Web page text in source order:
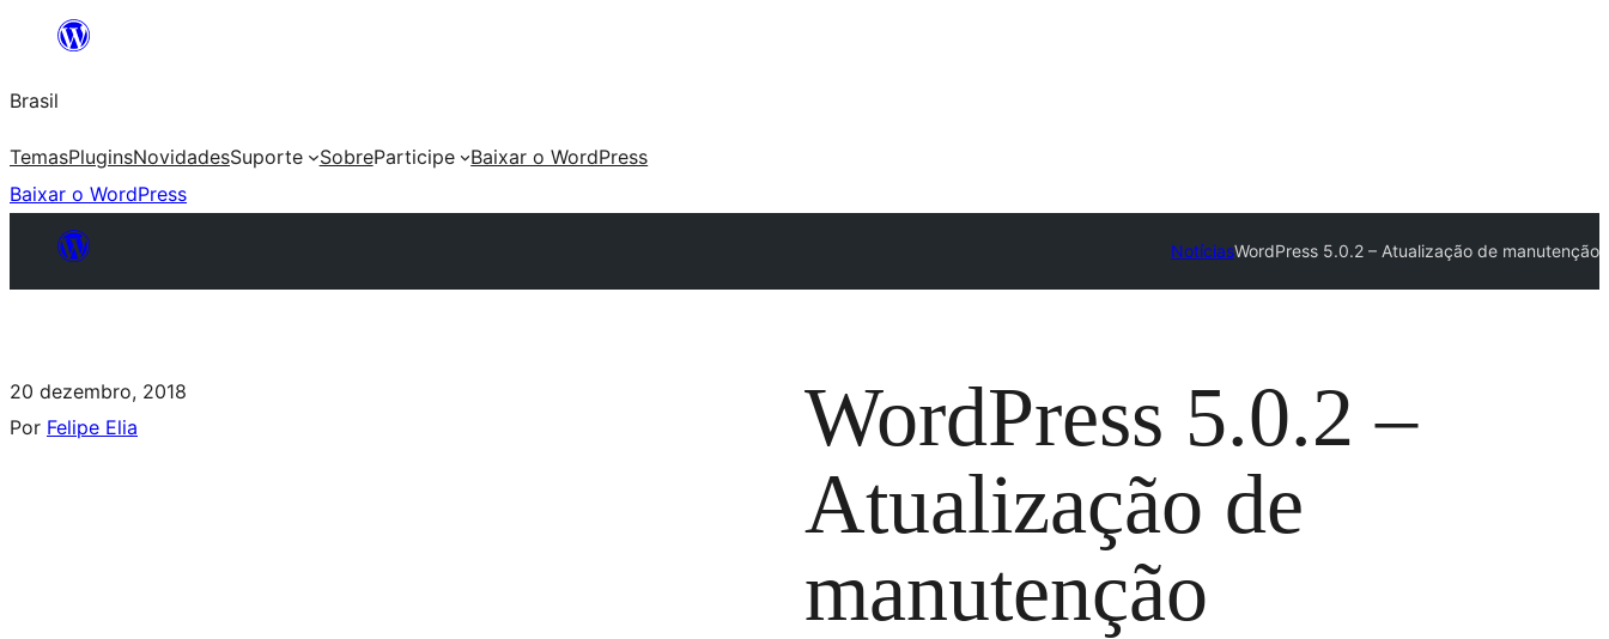
Brasil
TemasPluginsNovidadesSuporte SobreParticipe
Baixar o WordPress
Baixar o WordPress
NotíciasWordPress 5.0.2 – Atualização de manutenção
20 dezembro, 2018
Por Felipe Elia
WordPress 5.0.2 –
Atualização de
manutenção